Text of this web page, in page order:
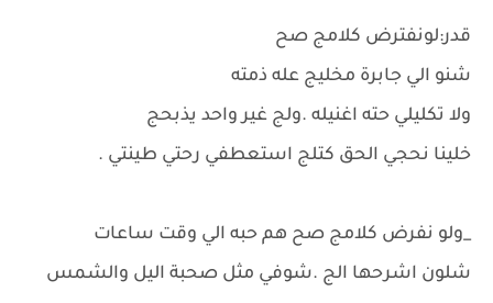
قدر:لونفترض كلامج صح
شنو الي جابرة مخليج عله ذمته
ولا تكليلي حته اغنيله .ولج غير واحد يذبحج
خلينا نحجي الحق كتلج استعطفي رحتي طينتي .
_ولو نفرض كلامج صح هم حبه الي وقت ساعات
شلون اشرحها الج .شوفي مثل صحبة اليل والشمس